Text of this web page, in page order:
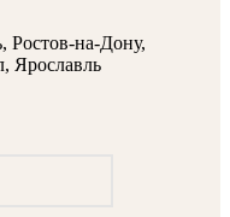
Ростов-на-Дону,
Ярославль